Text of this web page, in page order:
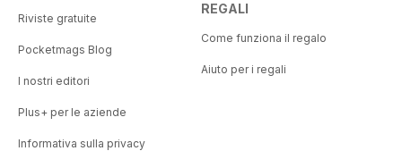
Riviste gratuite
Pocketmags Blog
I nostri editori
Plus+ per le aziende
Informativa sulla privacy
REGALI
Come funziona il regalo
Aiuto per i regali